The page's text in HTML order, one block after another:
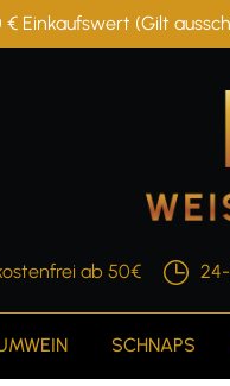
Einkaufswert (Gilt
ab 50€
SCHNAPS